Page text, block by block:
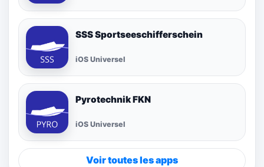
SSS Sportseeschifferschein
iOS Universel
Pyrotechnik FKN
iOS Universel
Voir toutes les apps